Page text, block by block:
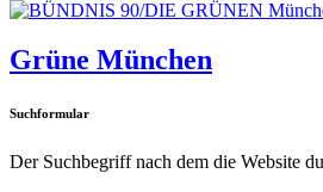
Grüne München
Suchformular
Der Suchbegriff nach dem die Website